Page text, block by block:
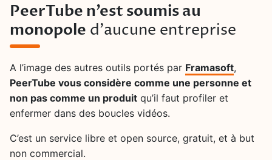
PeerTube n’est soumis au
monopole d’aucune entreprise
A l’image des autres outils portés par Framasoft,
PeerTube vous considère comme une personne et
non pas comme un produit qu’il faut profiler et
enfermer dans des boucles vidéos.
C’est un service libre et open source, gratuit, et à but
non commercial.